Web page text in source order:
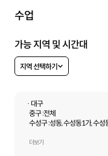
수업
가능 지역 및 시간대
지역 선택하기
· 대구
중구 :전체
수성구 :성동, 수성동1가, 수성
서구 :
더보기